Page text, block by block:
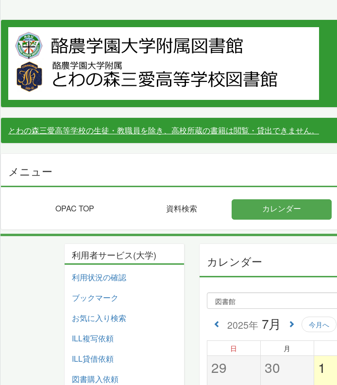
とわの森三愛高等学校の生徒・教職員を除き、高校所蔵の書籍は閲覧・貸出できません。
メニュー
OPAC TOP 資料検索 カレンダー
カレンダー
2025年 7月 今月へ
日 月
29 30 1
利用者サービス(大学)
利用状況の確認
ブックマーク
お気に入り検索
ILL複写依頼
ILL貸借依頼
図書購入依頼